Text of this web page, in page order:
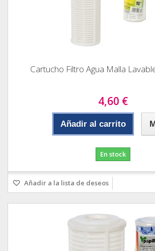
Cartucho Filtro Agua Malla Lavable
4,60 €
Añadir al carrito
En stock
Añadir a la lista de deseos